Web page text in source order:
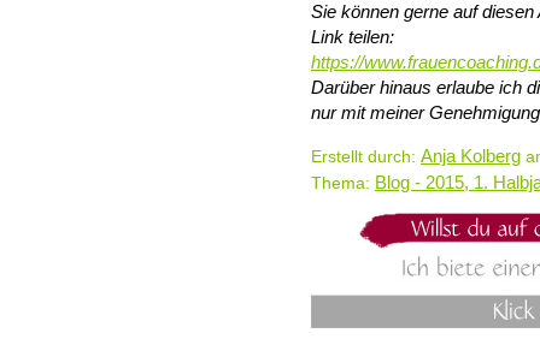
Sie können gerne auf
Link teilen:
https://
Darüber hinaus erlaube ich
nur mit meiner
Erstellt durch: Anja Kolberg
Thema: Blog - 2015, 1.